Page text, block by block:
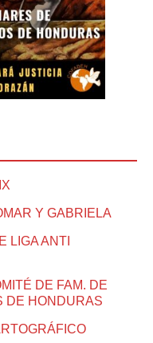
Y GABRIELA
LIGA ANTI
DE FAM. DE
DE HONDURAS